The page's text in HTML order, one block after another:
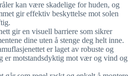
kan være skadelige for huden, og
gir effektiv beskyttelse mot solen
gir en visuell barriere som sikrer
dine uten å stenge deg helt inne.
er laget av robuste og
er motstandsdyktig mot vær og vind og